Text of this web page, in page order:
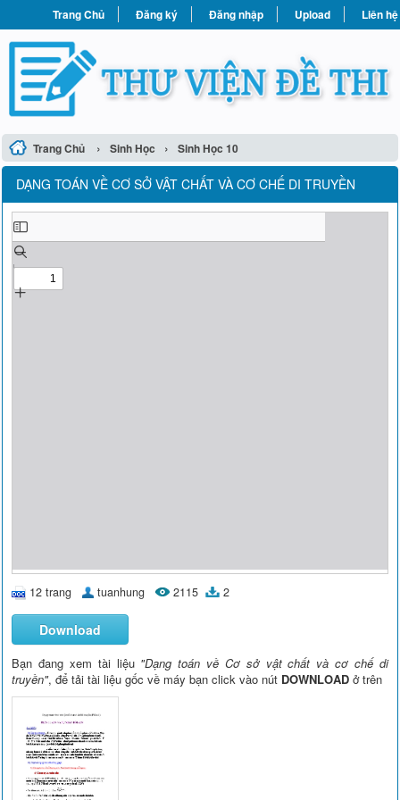
Trang Chủ Đăng ký Đăng nhập Upload Liên hệ
Trang Chủ › Sinh Học › Sinh Học 10
DẠNG TOÁN VỀ CƠ SỞ VẬT CHẤT VÀ CƠ CHẾ DI TRUYỀN
12 trang tuanhung 2115 2
Download
Bạn đang xem tài liệu "Dạng toán về Cơ sở vật chất và cơ chế di
truyền", để tải tài liệu gốc về máy bạn click vào nút DOWNLOAD ở trên